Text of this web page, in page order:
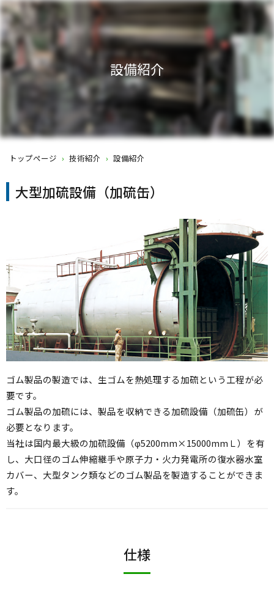
設備紹介
トップページ › 技術紹介 › 設備紹介
大型加硫設備（加硫缶）
ゴム製品の製造では、生ゴムを熱処理する加硫という工程が必
要です。
ゴム製品の加硫には、製品を収納できる加硫設備（加硫缶）が
必要となります。
当社は国内最大級の加硫設備（φ5200mm×15000mmＬ）を有
し、大口径のゴム伸縮継手や原子力・火力発電所の復水器水室
カバー、大型タンク類などのゴム製品を製造することができま
す。
仕様